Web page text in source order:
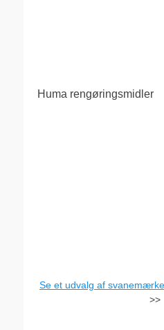
Huma rengøringsmidler
Se et udvalg af
>>